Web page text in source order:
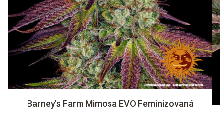
Barney's Farm Mimosa EVO Feminizovaná